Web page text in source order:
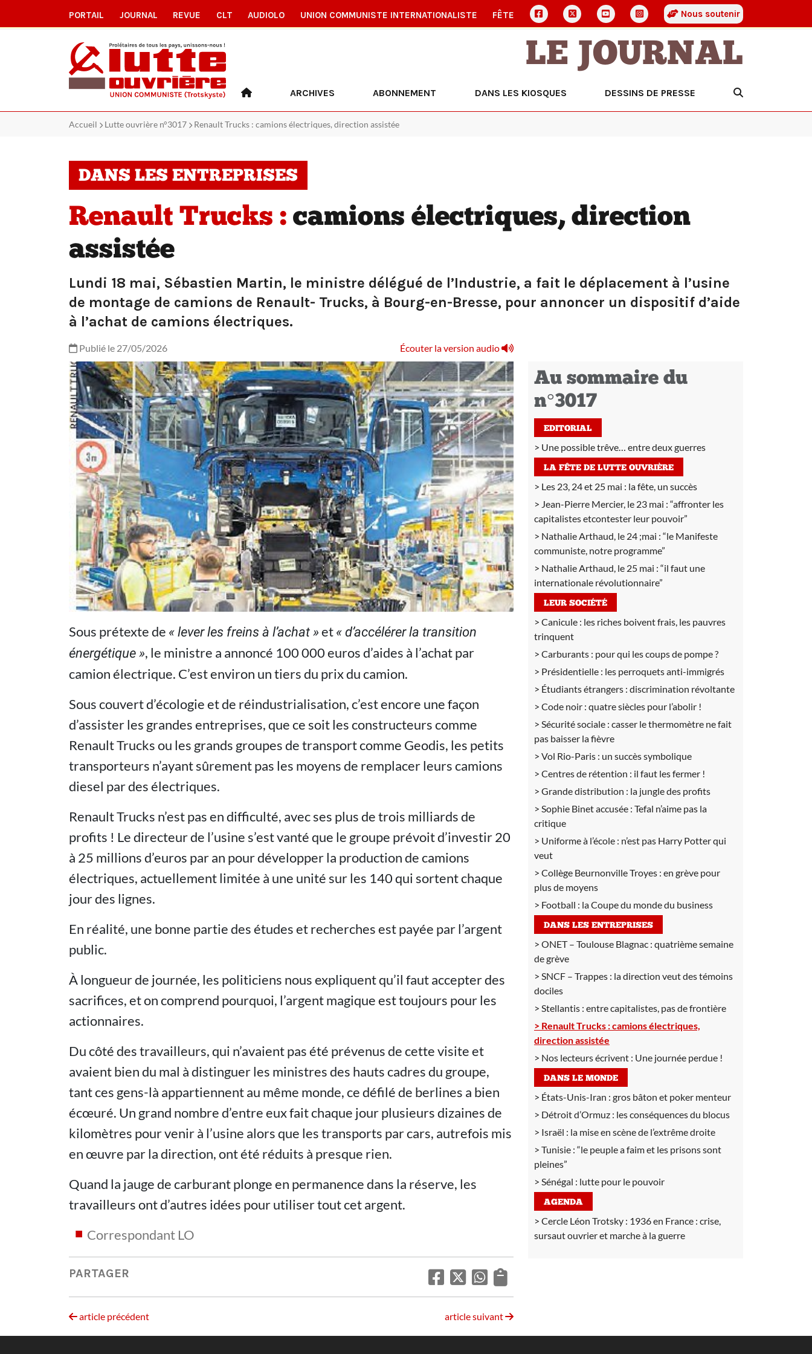
PORTAIL JOURNAL REVUE CLT AUDIOLO UNION COMMUNISTE INTERNATIONALISTE FÊTE Nous soutenir
LE JOURNAL
ARCHIVES ABONNEMENT DANS LES KIOSQUES DESSINS DE PRESSE
Accueil Lutte ouvrière n°3017 Renault Trucks : camions électriques, direction assistée
DANS LES ENTREPRISES
Renault Trucks : camions électriques, direction
assistée
Lundi 18 mai, Sébastien Martin, le ministre délégué de l’Industrie, a fait le déplacement à l’usine
de montage de camions de Renault- Trucks, à Bourg-en-Bresse, pour annoncer un dispositif d’aide
à l’achat de camions électriques.
Publié le 27/05/2026 Écouter la version audio
Sous prétexte de « lever les freins à l’achat » et « d’accélérer la transition
énergétique », le ministre a annoncé 100 000 euros d’aides à l’achat par
camion électrique. C’est environ un tiers du prix du camion.
Sous couvert d’écologie et de réindustrialisation, c’est encore une façon
d’assister les grandes entreprises, que ce soit les constructeurs comme
Renault Trucks ou les grands groupes de transport comme Geodis, les petits
transporteurs n’ayant sûrement pas les moyens de remplacer leurs camions
diesel par des électriques.
Renault Trucks n’est pas en difficulté, avec ses plus de trois milliards de
profits ! Le directeur de l’usine s’est vanté que le groupe prévoit d’investir 20
à 25 millions d’euros par an pour développer la production de camions
électriques, actuellement limitée à une unité sur les 140 qui sortent chaque
jour des lignes.
En réalité, une bonne partie des études et recherches est payée par l’argent
public.
À longueur de journée, les politiciens nous expliquent qu’il faut accepter des
sacrifices, et on comprend pourquoi, l’argent magique est toujours pour les
actionnaires.
Du côté des travailleurs, qui n’avaient pas été prévenus de cette visite et
avaient bien du mal à distinguer les ministres des hauts cadres du groupe,
tant ces gens-là appartiennent au même monde, ce défilé de berlines a bien
écœuré. Un grand nombre d’entre eux fait chaque jour plusieurs dizaines de
kilomètres pour venir à l’usine alors que les transports par cars, autrefois mis
en œuvre par la direction, ont été réduits à presque rien.
Quand la jauge de carburant plonge en permanence dans la réserve, les
travailleurs ont d’autres idées pour utiliser tout cet argent.
Correspondant LO
PARTAGER
article précédent article suivant
Au sommaire du
n°3017
EDITORIAL
Une possible trêve… entre deux guerres
LA FÊTE DE LUTTE OUVRIÈRE
Les 23, 24 et 25 mai : la fête, un succès
Jean-Pierre Mercier, le 23 mai : “affronter les
capitalistes etcontester leur pouvoir”
Nathalie Arthaud, le 24 ;mai : “le Manifeste
communiste, notre programme”
Nathalie Arthaud, le 25 mai : “il faut une
internationale révolutionnaire”
LEUR SOCIÉTÉ
Canicule : les riches boivent frais, les pauvres
trinquent
Carburants : pour qui les coups de pompe ?
Présidentielle : les perroquets anti-immigrés
Étudiants étrangers : discrimination révoltante
Code noir : quatre siècles pour l’abolir !
Sécurité sociale : casser le thermomètre ne fait
pas baisser la fièvre
Vol Rio-Paris : un succès symbolique
Centres de rétention : il faut les fermer !
Grande distribution : la jungle des profits
Sophie Binet accusée : Tefal n’aime pas la
critique
Uniforme à l’école : n’est pas Harry Potter qui
veut
Collège Beurnonville Troyes : en grève pour
plus de moyens
Football : la Coupe du monde du business
DANS LES ENTREPRISES
ONET – Toulouse Blagnac : quatrième semaine
de grève
SNCF – Trappes : la direction veut des témoins
dociles
Stellantis : entre capitalistes, pas de frontière
Renault Trucks :camions électriques,
direction assistée
Nos lecteurs écrivent : Une journée perdue !
DANS LE MONDE
États-Unis-Iran : gros bâton et poker menteur
Détroit d’Ormuz : les conséquences du blocus
Israël : la mise en scène de l’extrême droite
Tunisie : “le peuple a faim et les prisons sont
pleines”
Sénégal : lutte pour le pouvoir
AGENDA
Cercle Léon Trotsky : 1936 en France : crise,
sursaut ouvrier et marche à la guerre